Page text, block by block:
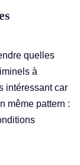
quelles
à
intéressant car
même pattern :